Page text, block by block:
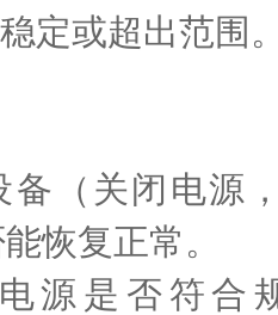
定或超出范围
备（关闭电源
恢复正常。
源是否符合